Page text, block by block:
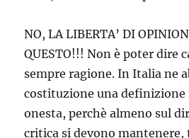
NO, LA LIBERTA’ DI
QUESTO!!! Non è poter dire
sempre ragione. In Italia ne
costituzione una definizione
onesta, perchè almeno sul
critica si devono